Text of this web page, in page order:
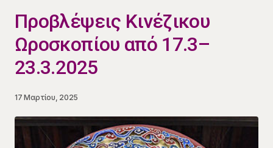
Προβλέψεις Κινέζικου
Ωροσκοπίου από 17.3–
23.3.2025
17 Μαρτίου, 2025